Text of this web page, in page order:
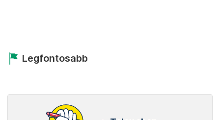
Legfontosabb